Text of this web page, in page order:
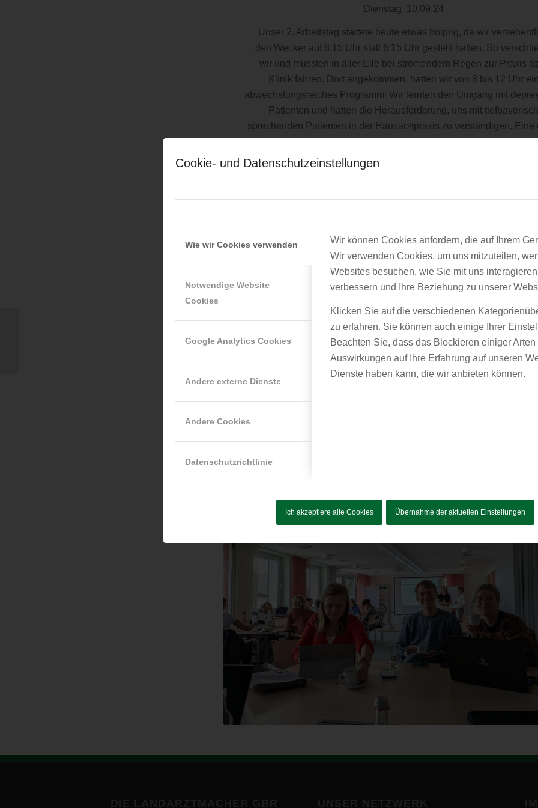
Cookie- und Datenschutzeinstellungen
Wie wir Cookies verwenden
Notwendige Website
Cookies
Google Analytics Cookies
Andere externe Dienste
Andere Cookies
Datenschutzrichtlinie
Wir können Cookies anfordern, die auf Ihrem
Wir verwenden Cookies, um uns mitzuteilen,
Websites besuchen, wie Sie mit uns
verbessern und Ihre Beziehung zu unserer
Klicken Sie auf die verschiedenen
zu erfahren. Sie können auch einige Ihrer
Beachten Sie, dass das Blockieren einiger
Auswirkungen auf Ihre Erfahrung auf unseren
Dienste haben kann, die wir anbieten können.
Ich akzeptiere alle Cookies Übernahme der aktuellen Einstellungen
Dienstag, 10.09.24
Unser 2. Arbeitstag startete heute etwas holprig, da wir
den Wecker auf 8:15 Uhr statt 6:15 Uhr gestellt hatten. So
wir und mussten in aller Eile bei strömendem Regen zur Praxis
Klinik fahren. Dort angekommen, hatten wir von 8 bis 12 Uhr ein
abwechslungsreiches Programm: Wir lernten den Umgang mit
Patienten und hatten die Herausforderung, uns mit tiefbayerisch
sprechenden Patienten in der Hausarztpraxis zu verständigen. Eine
Nach diesen intensiven Stunden freuten wir uns auf eine
blieb uns nicht, denn direkt danach ging es zur AOK, wo unser
der medizinischen Informationsquellen ein. Sie zeigten uns, wie
verlässliche Webseiten findet und sich neben dem Patienten
sicher informiert – ein wertvoller Skill, um stets auf dem
Stand der Leitlinien zu bleiben.
Nach dem lehrreichen Teaching nutzten einige von uns das schöne
für einen gemeinsamen Spaziergang an der frischen Luft. Wir
Cham, das sich im Abendlicht von seiner süßesten Seite zeigte.
Zum Abschluss des Tages gab es ein fantastisches gemeinsames
– einen super leckeren Linseneintopf mit dem wohl besten Reis